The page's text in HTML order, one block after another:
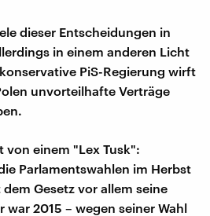
dieser Entscheidungen in
in einem anderen Licht
PiS-Regierung wirft
unvorteilhafte Verträge
von einem "Lex Tusk":
Parlamentswahlen im Herbst
Gesetz vor allem seine
war 2015 – wegen seiner Wahl